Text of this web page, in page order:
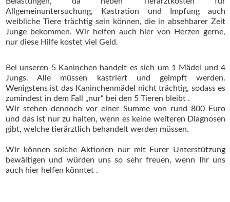
Allgemeinuntersuchung, Kastration und Impfung auch
weibliche Tiere trächtig sein können, die in absehbarer Zeit
Junge bekommen. Wir helfen auch hier von Herzen gerne,
nur diese Hilfe kostet viel Geld.
Bei unseren 5 Kaninchen handelt es sich um 1 Mädel und 4
Jungs. Alle müssen kastriert und geimpft werden.
Wenigstens ist das Kaninchenmädel nicht trächtig, sodass es
zumindest in dem Fall „nur“ bei den 5 Tieren bleibt .
Wir stehen dennoch vor einer Summe von rund 800 Euro
und das ist nur zu halten, wenn es keine weiteren Diagnosen
gibt, welche tierärztlich behandelt werden müssen.
Wir können solche Aktionen nur mit Eurer Unterstützung
bewältigen und würden uns so sehr freuen, wenn Ihr uns
auch hier helfen könntet .